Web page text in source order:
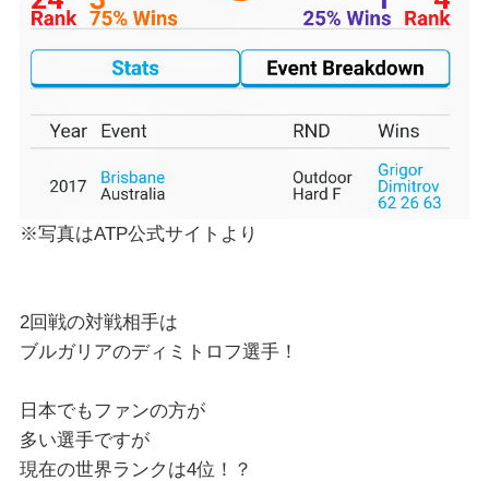
※写真はATP公式サイトより
2回戦の対戦相手は
ブルガリアのディミトロフ選手！
日本でもファンの方が
多い選手ですが
現在の世界ランクは4位！？